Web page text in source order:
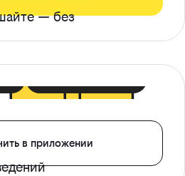
— без
в приложении